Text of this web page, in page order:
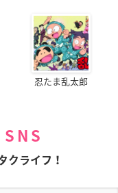
忍たま乱太郎
クライフ！